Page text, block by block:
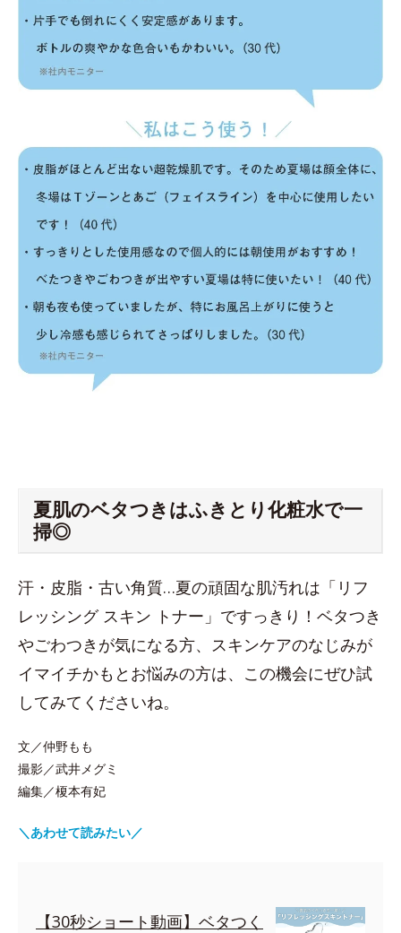
夏肌のベタつきはふきとり化粧水で一
掃◎
汗・皮脂・古い角質…夏の頑固な肌汚れは「リフ
レッシング スキン トナー」ですっきり！ベタつき
やごわつきが気になる方、スキンケアのなじみが
イマイチかもとお悩みの方は、この機会にぜひ試
してみてくださいね。
文／仲野もも
撮影／武井メグミ
編集／榎本有妃
＼あわせて読みたい／
【30秒ショート動画】ベタつく